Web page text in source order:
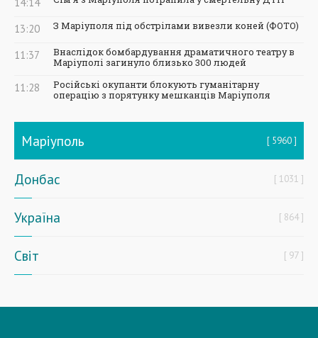
13:20 З Маріуполя під обстрілами вивезли коней (ФОТО)
11:37
Внаслідок бомбардування драматичного театру в
Маріуполі загинуло близько 300 людей
11:28
Російські окупанти блокують гуманітарну
операцію з порятунку мешканців Маріуполя
Маріуполь 5960
Донбас 1031
Україна 864
Світ 97